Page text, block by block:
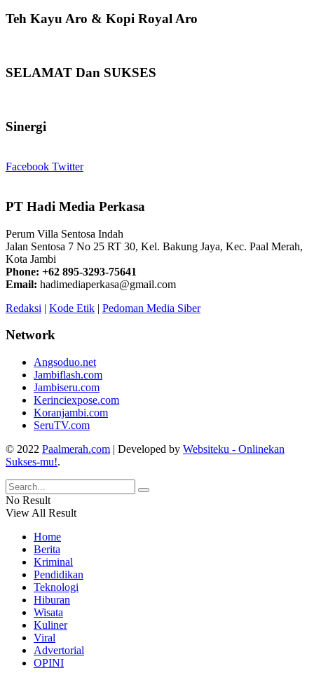
Teh Kayu Aro & Kopi Royal Aro
SELAMAT Dan SUKSES
Sinergi
Facebook Twitter
PT Hadi Media Perkasa
Perum Villa Sentosa Indah
Jalan Sentosa 7 No 25 RT 30, Kel. Bakung Jaya, Kec. Paal Merah,
Kota Jambi
Phone: +62 895-3293-75641
Email: hadimediaperkasa@gmail.com
Redaksi | Kode Etik | Pedoman Media Siber
Network
Angsoduo.net
Jambiflash.com
Jambiseru.com
Kerinciexpose.com
Koranjambi.com
SeruTV.com
© 2022 Paalmerah.com | Developed by Websiteku - Onlinekan
Sukses-mu!.
No Result
View All Result
Home
Berita
Kriminal
Pendidikan
Teknologi
Hiburan
Wisata
Kuliner
Viral
Advertorial
OPINI